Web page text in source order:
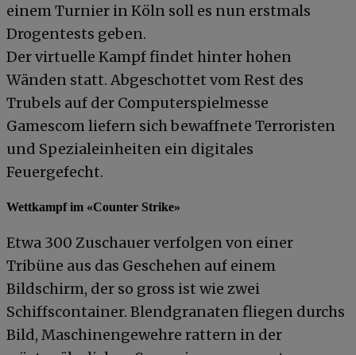
einem Turnier in Köln soll es nun erstmals
Drogentests geben.
Der virtuelle Kampf findet hinter hohen
Wänden statt. Abgeschottet vom Rest des
Trubels auf der Computerspielmesse
Gamescom liefern sich bewaffnete Terroristen
und Spezialeinheiten ein digitales
Feuergefecht.
Wettkampf im «Counter Strike»
Etwa 300 Zuschauer verfolgen von einer
Tribüne aus das Geschehen auf einem
Bildschirm, der so gross ist wie zwei
Schiffscontainer. Blendgranaten fliegen durchs
Bild, Maschinengewehre rattern in der